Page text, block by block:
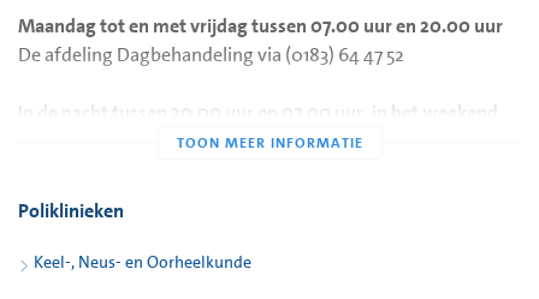
Maandag tot en met vrijdag tussen 07.00 uur en 20.00 uur
De afdeling Dagbehandeling via (0183) 64 47 52
In de nacht tussen 20.00 uur en 07.00 uur, in het weekend
beoordelen welke zorg u nodig heeft. U ontvangt een advies
Poliklinieken
Keel-, Neus- en Oorheelkunde